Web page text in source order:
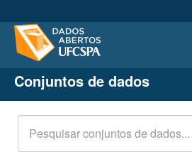
Conjuntos de dados
Organizações
Grupos
Sobre
Conjuntos de dados